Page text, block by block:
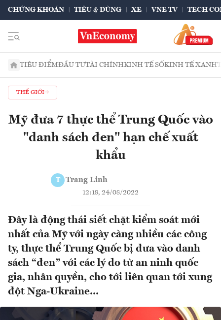
CHỨNG KHOÁN TIÊU & DÙNG XE VNE TV TECH
TIÊU ĐIỂMĐẦU TƯTÀI CHÍNHKINH TẾ SỐKINH TẾ XANH
THẾ GIỚI
Mỹ đưa 7 thực thể Trung Quốc vào
"danh sách đen" hạn chế xuất
khẩu
T Trang Linh
12:18, 24/08/2022
Đây là động thái siết chặt kiểm soát mới
nhất của Mỹ với ngày càng nhiều các công
ty, thực thể Trung Quốc bị đưa vào danh
sách “đen” với các lý do từ an ninh quốc
gia, nhân quyền, cho tới liên quan tới xung
đột Nga-Ukraine...